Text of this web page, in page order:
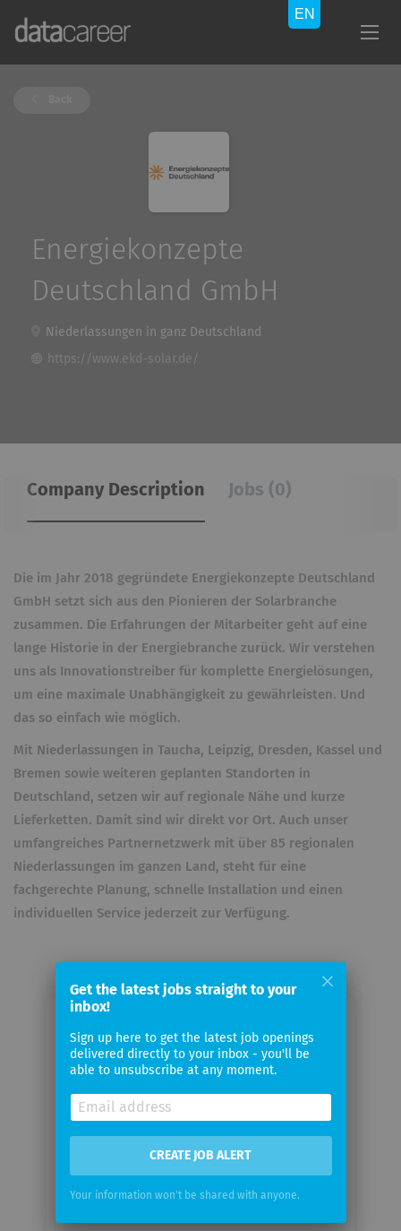
Energiekonzepte
Deutschland GmbH
Niederlassungen in ganz Deutschland
https://www.ekd-solar.de/
Company Description Jobs (0)
Die im Jahr 2018 gegründete Energiekonzepte Deutschland
GmbH setzt sich aus den Pionieren der Solarbranche
zusammen. Die Erfahrungen der Mitarbeiter geht auf eine
lange Historie in der Energiebranche zurück. Wir verstehen
uns als Innovationstreiber für komplette Energielösungen,
um eine maximale Unabhängigkeit zu gewährleisten. Und
das so einfach wie möglich.
Mit Niederlassungen in Taucha, Leipzig, Dresden, Kassel und
Bremen sowie weiteren geplanten Standorten in
Deutschland, setzen wir auf regionale Nähe und kurze
Lieferketten. Damit sind wir direkt vor Ort. Auch unser
umfangreiches Partnernetzwerk mit über 85 regionalen
Niederlassungen im ganzen Land, steht für eine
fachgerechte Planung, schnelle Installation und einen
individuellen Service jederzeit zur Verfügung.
Email me jobs from
Energiekonzepte Deutschland
GmbH
Email
Get the latest jobs straight to your
inbox!
Sign up here to get the latest job openings
delivered directly to your inbox - you'll be
able to unsubscribe at any moment.
CREATE JOB ALERT
Your information won't be shared with anyone.